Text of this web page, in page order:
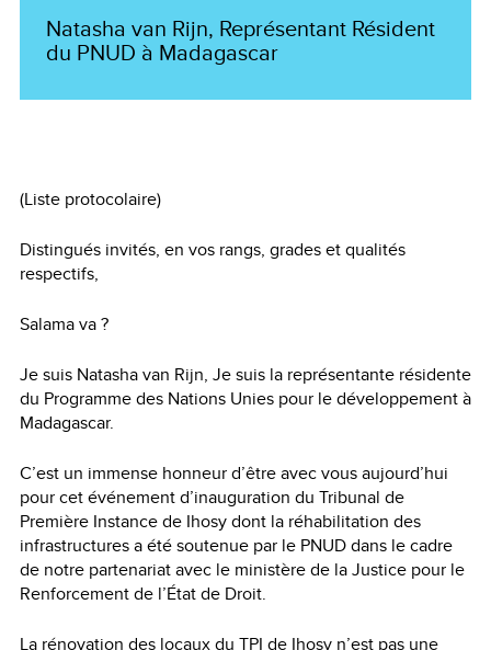
Natasha van Rijn, Représentant Résident
du PNUD à Madagascar
(Liste protocolaire)
Distingués invités, en vos rangs, grades et qualités
respectifs,
Salama va ?
Je suis Natasha van Rijn, Je suis la représentante résidente
du Programme des Nations Unies pour le développement à
Madagascar.
C’est un immense honneur d’être avec vous aujourd’hui
pour cet événement d’inauguration du Tribunal de
Première Instance de Ihosy dont la réhabilitation des
infrastructures a été soutenue par le PNUD dans le cadre
de notre partenariat avec le ministère de la Justice pour le
Renforcement de l’État de Droit.
La rénovation des locaux du TPI de Ihosy n’est pas une